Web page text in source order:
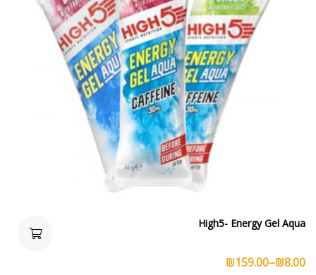
High5- Energy Gel Aqua
₪8.00
–
₪159.00